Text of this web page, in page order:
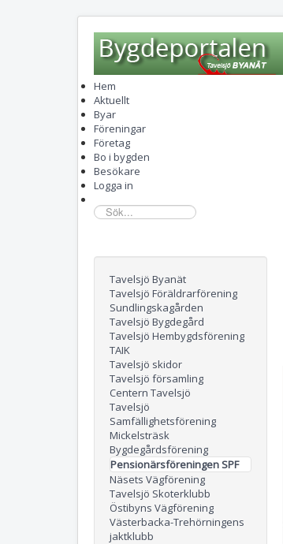
Hem
Aktuellt
Byar
Föreningar
Företag
Bo i bygden
Besökare
Logga in
sök...
Tavelsjö Byanät
Tavelsjö Föräldrarförening
Sundlingskagården
Tavelsjö Bygdegård
Tavelsjö Hembygdsförening
TAIK
Tavelsjö skidor
Tavelsjö församling
Centern Tavelsjö
Tavelsjö
Samfällighetsförening
Mickelsträsk
Bygdegårdsförening
Pensionärsföreningen SPF
Näsets Vägförening
Tavelsjö Skoterklubb
Östibyns Vägförening
Västerbacka-Trehörningens
jaktklubb